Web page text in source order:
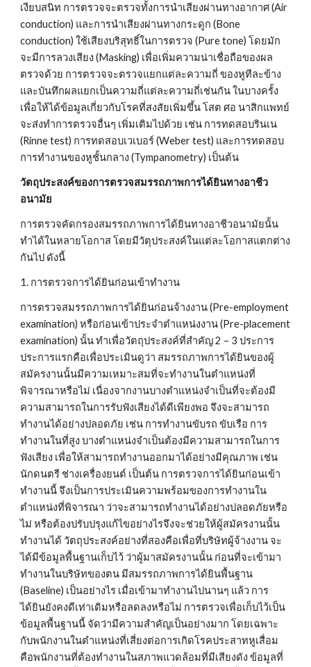
เงียบสนิท การตรวจจะตรวจทั้งการนำเสียงผ่านทางอากาศ (Air
conduction) และการนำเสียงผ่านทางกระดูก (Bone
conduction) ใช้เสียงบริสุทธิ์ในการตรวจ (Pure tone) โดยมัก
จะมีการลวงเสียง (Masking) เพื่อเพิ่มความน่าเชื่อถือของผล
ตรวจด้วย การตรวจจะตรวจแยกแต่ละความถี่ ของหูทีละข้าง
และบันทึกผลแยกเป็นความถี่แต่ละความถี่เช่นกัน ในบางครั้ง
เพื่อให้ได้ข้อมูลเกี่ยวกับโรคที่สงสัยเพิ่มขึ้น โสต ศอ นาสิกแพทย์
จะส่งทำการตรวจอื่นๆ เพิ่มเติมไปด้วย เช่น การทดสอบรินเน
(Rinne test) การทดสอบเวเบอร์ (Weber test) และการทดสอบ
การทำงานของหูชั้นกลาง (Tympanometry) เป็นต้น
วัตถุประสงค์ของการตรวจสมรรถภาพการได้ยินทางอาชีว
อนามัย
การตรวจคัดกรองสมรรถภาพการได้ยินทางอาชีวอนามัยนั้น
ทำได้ในหลายโอกาส โดยมีวัตุประสงค์ในแต่ละโอกาสแตกต่าง
กันไป ดังนี้
1. การตรวจการได้ยินก่อนเข้าทำงาน
การตรวจสมรรถภาพการได้ยินก่อนจ้างงาน (Pre-employment
examination) หรือก่อนเข้าประจำตำแหน่งงาน (Pre-placement
examination) นั้น ทำเพื่อวัตถุประสงค์ที่สำคัญ 2 – 3 ประการ
ประการแรกคือเพื่อประเมินดูว่า สมรรถภาพการได้ยินของผู้
สมัครงานนั้นมีความเหมาะสมที่จะทำงานในตำแหน่งที่
พิจารณาหรือไม่ เนื่องจากงานบางตำแหน่งจำเป็นที่จะต้องมี
ความสามารถในการรับฟังเสียงได้ดีเพียงพอ จึงจะสามารถ
ทำงานได้อย่างปลอดภัย เช่น การทำงานขับรถ ขับเรือ การ
ทำงานในที่สูง บางตำแหน่งจำเป็นต้องมีความสามารถในการ
ฟังเสียง เพื่อให้สามารถทำงานออกมาได้อย่างมีคุณภาพ เช่น
นักดนตรี ช่างเครื่องยนต์ เป็นต้น การตรวจการได้ยินก่อนเข้า
ทำงานนี้ จึงเป็นการประเมินความพร้อมของการทำงานใน
ตำแหน่งที่พิจารณา ว่าจะสามารถทำงานได้อย่างปลอดภัยหรือ
ไม่ หรือต้องปรับปรุงแก้ไขอย่างไรจึงจะช่วยให้ผู้สมัครงานนั้น
ทำงานได้ วัตถุประสงค์อย่างที่สองคือเพื่อที่บริษัทผู้จ้างงาน จะ
ได้มีข้อมูลพื้นฐานเก็บไว้ ว่าผู้มาสมัครงานนั้น ก่อนที่จะเข้ามา
ทำงานในบริษัทของตน มีสมรรถภาพการได้ยินพื้นฐาน
(Baseline) เป็นอย่างไร เมื่อเข้ามาทำงานไปนานๆ แล้ว การ
ได้ยินยังคงดีเท่าเดิมหรือลดลงหรือไม่ การตรวจเพื่อเก็บไว้เป็น
ข้อมูลพื้นฐานนี้ จัดว่ามีความสำคัญเป็นอย่างมาก โดยเฉพาะ
กับพนักงานในตำแหน่งที่เสี่ยงต่อการเกิดโรคประสาทหูเสื่อม
คือพนักงานที่ต้องทำงานในสภาพแวดล้อมที่มีเสียงดัง ข้อมูลที่